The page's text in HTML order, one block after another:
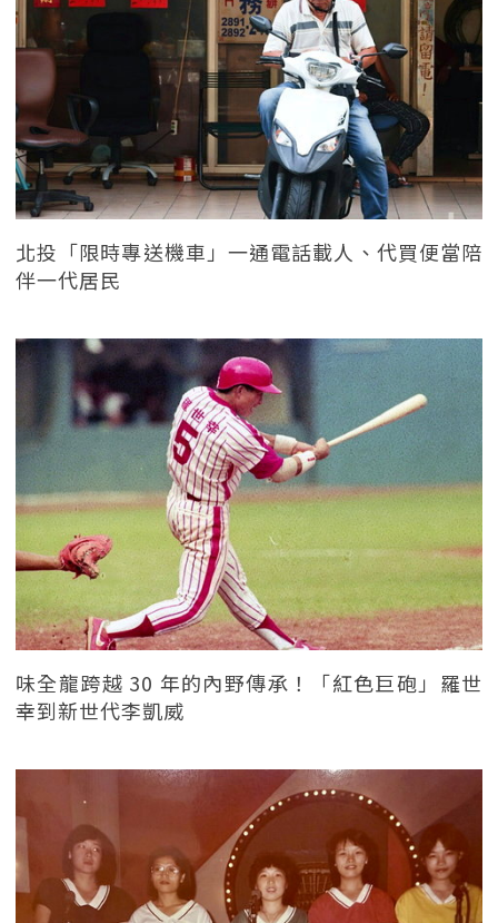
北投「限時專送機車」一通電話載人、代買便當陪
伴一代居民
味全龍跨越 30 年的內野傳承！「紅色巨砲」羅世
幸到新世代李凱威